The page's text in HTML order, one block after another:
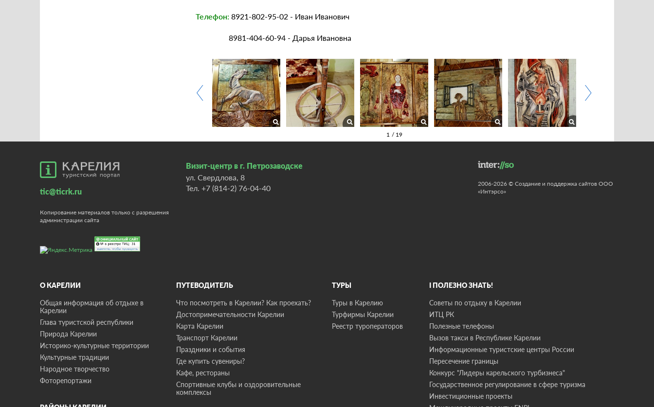
Телефон: 8921-802-95-02 - Иван Иванович
8981-404-60-94 - Дарья Ивановна
tic@ticrk.ru
Копирование материалов только с разрешения
администрации сайта
Визит-центр в г. Петрозаводске
ул. Свердлова, 8
Тел. +7 (814-2) 76-04-40
2006-2026 © Создание и поддержка сайтов ООО
«Интэрсо»
О КАРЕЛИИ
Общая информация об отдыхе в
Карелии
Глава туристской республики
Природа Карелии
Историко-культурные территории
Культурные традиции
Народное творчество
Фоторепортажи
ПУТЕВОДИТЕЛЬ
Что посмотреть в Карелии? Как проехать?
Достопримечательности Карелии
Карта Карелии
Транспорт Карелии
Праздники и события
Где купить сувениры?
Кафе, рестораны
Спортивные клубы и оздоровительные
комплексы
ТУРЫ
Туры в Карелию
Турфирмы Карелии
Реестр туроператоров
I ПОЛЕЗНО ЗНАТЬ!
Советы по отдыху в Карелии
ИТЦ РК
Полезные телефоны
Вызов такси в Республике Карелии
Информационные туристские центры России
Пересечение границы
Конкурс "Лидеры карельского турбизнеса"
Государственное регулирование в сфере туризма
Инвестиционные проекты